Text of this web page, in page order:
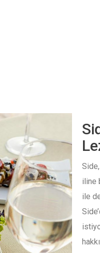
iline
ile